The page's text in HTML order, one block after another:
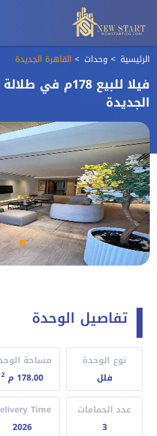
الرئيسية وحدات القاهرة الجديدة
فيلا للبيع 178م
الجديدة
تفاصيل الوحدة
نوع الوحدة
فلل
مساحة
178.00 م
2
عدد الحمامات
3
Time
2026